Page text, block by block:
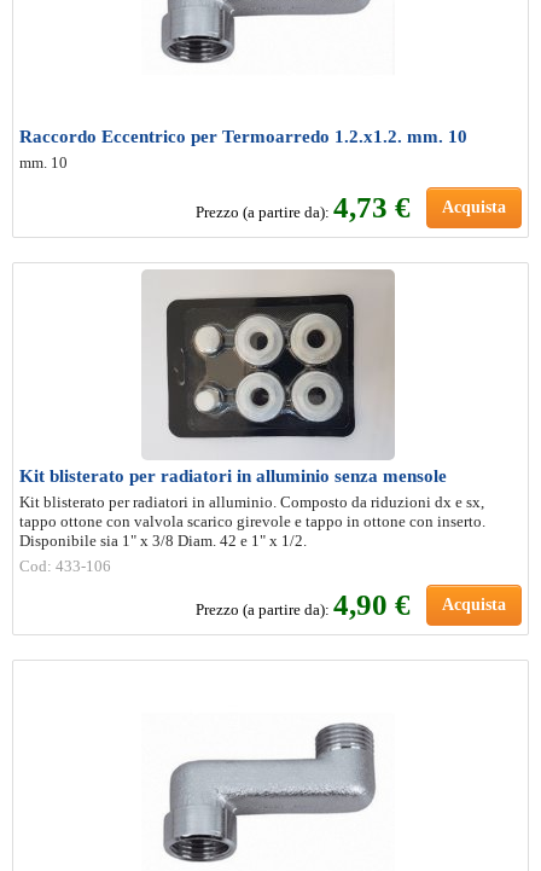
Raccordo Eccentrico per Termoarredo 1.2.x1.2. mm. 10
mm. 10
Prezzo (a partire da): 4,73 € Acquista
Kit blisterato per radiatori in alluminio senza mensole
Kit blisterato per radiatori in alluminio. Composto da riduzioni dx e sx,
tappo ottone con valvola scarico girevole e tappo in ottone con inserto.
Disponibile sia 1" x 3/8 Diam. 42 e 1" x 1/2.
Cod: 433-106
Prezzo (a partire da): 4,90 € Acquista